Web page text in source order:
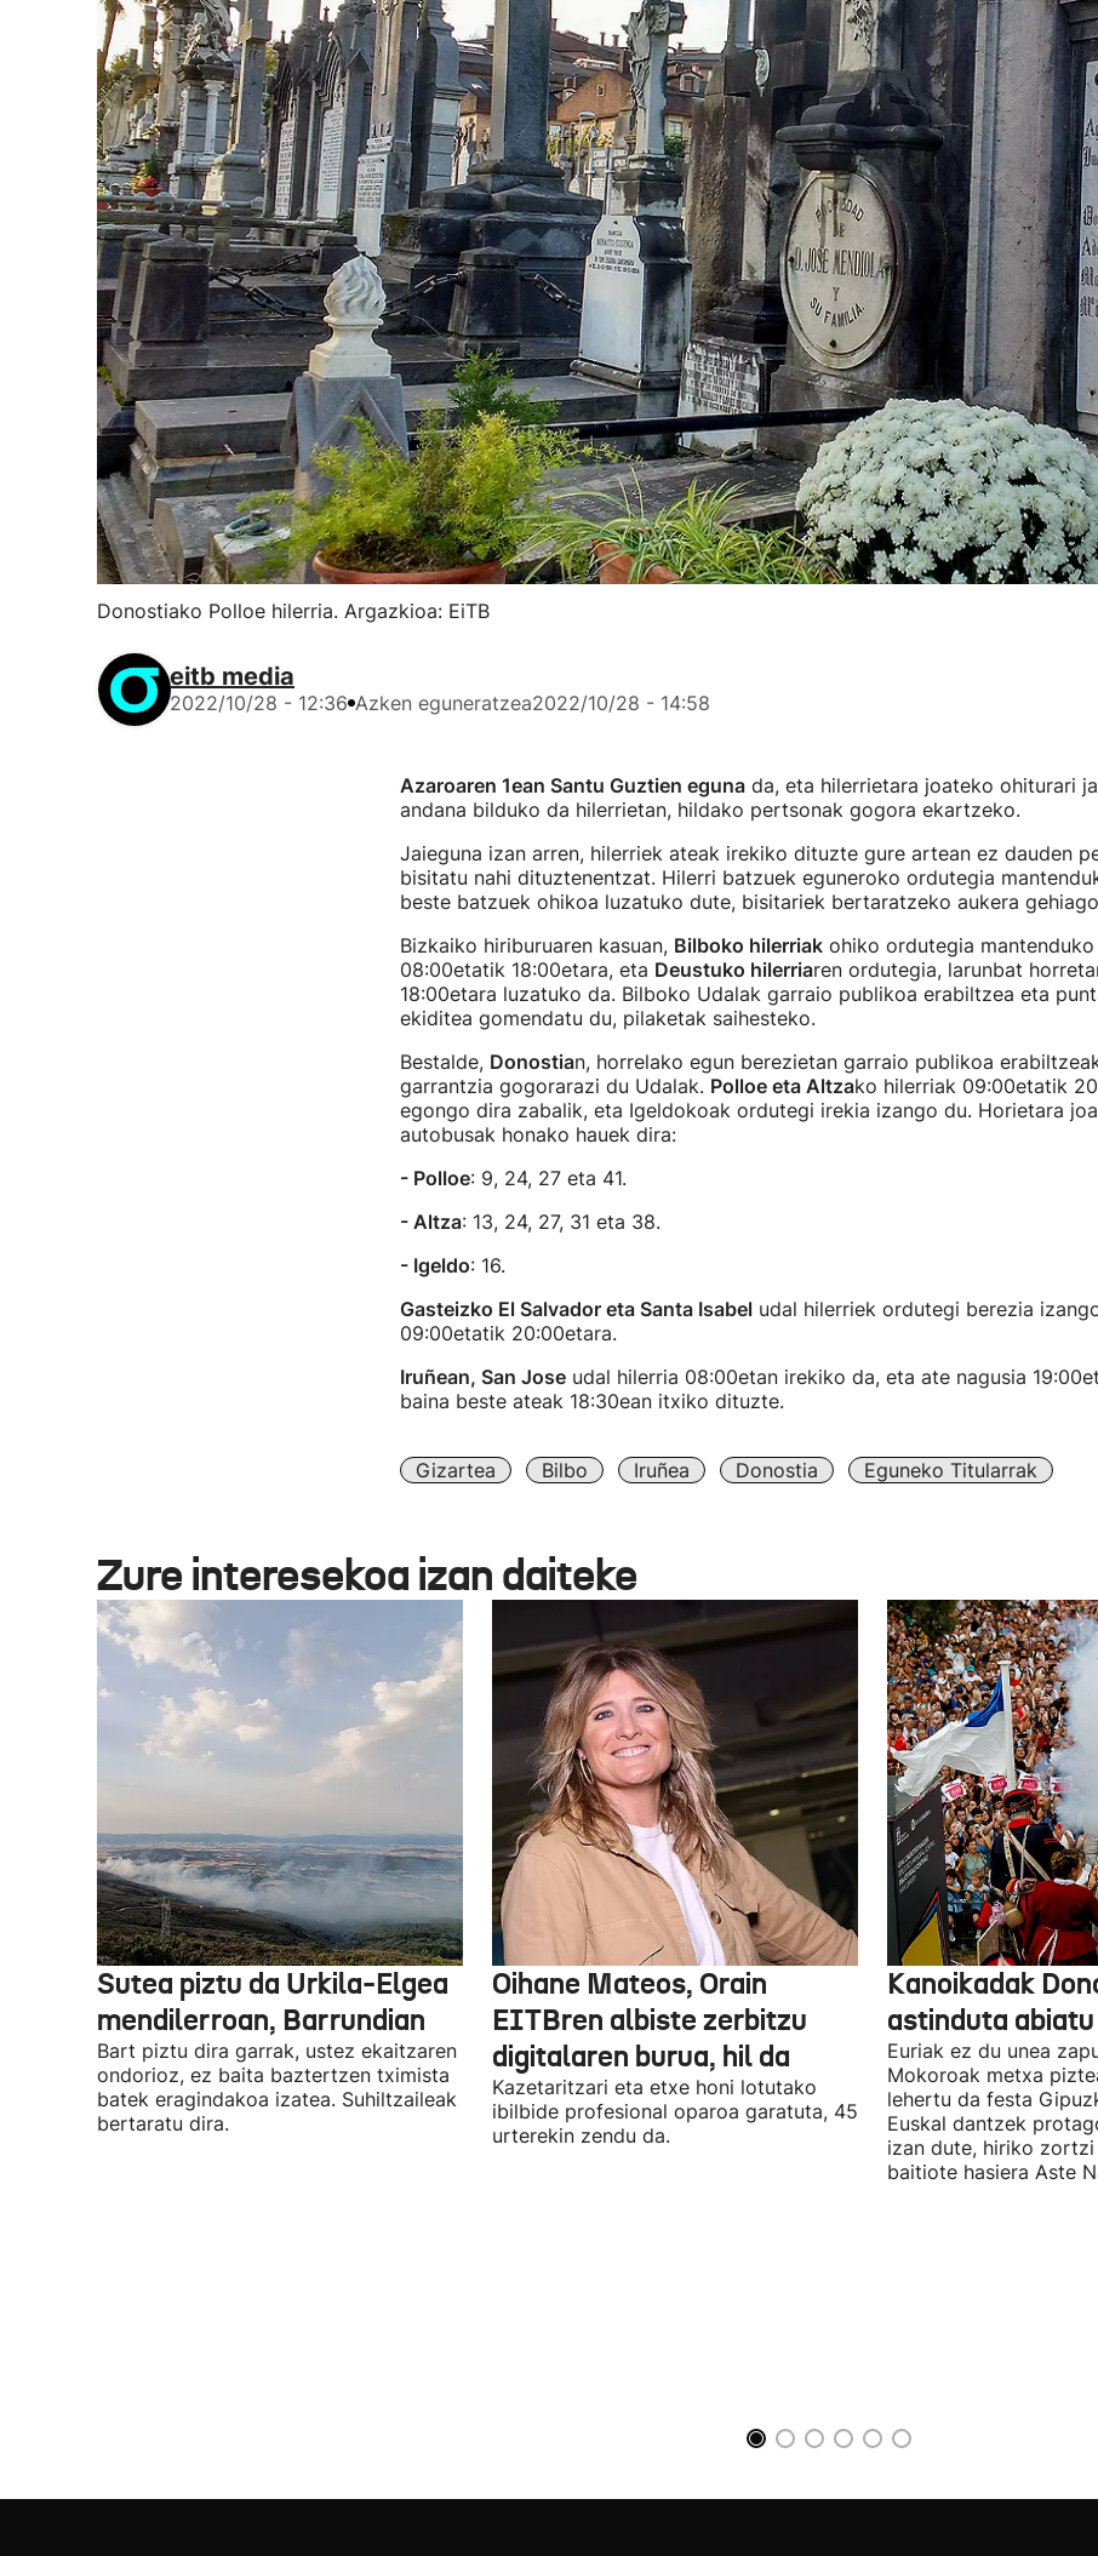
Donostiako Polloe hilerria. Argazkioa: EiTB
eitb media
2022/10/28 - 12:36 Azken eguneratzea2022/10/28 - 14:58
Azaroaren 1ean Santu Guztien egunada, eta hilerrietara joateko ohiturari
andana bilduko da hilerrietan, hildako pertsonak gogora ekartzeko.
Jaieguna izan arren, hilerriek ateak irekiko dituzte gure artean ez dauden
bisitatu nahi dituztenentzat. Hilerri batzuek eguneroko ordutegia
beste batzuek ohikoa luzatuko dute, bisitariek bertaratzeko aukera
Bizkaiko hiriburuaren kasuan, Bilboko hilerriakohiko ordutegia mantenduko
08:00etatik 18:00etara, eta Deustuko hilerriaren ordutegia, larunbat
18:00etara luzatuko da. Bilboko Udalak garraio publikoa erabiltzea eta
ekiditea gomendatu du, pilaketak saihesteko.
Bestalde, Donostian, horrelako egun berezietan garraio publikoa
garrantzia gogorarazi du Udalak. Polloe eta Altzako hilerriak 09:00etatik
egongo dira zabalik, eta Igeldokoak ordutegi irekia izango du. Horietara
autobusak honako hauek dira:
- Polloe: 9, 24, 27 eta 41.
- Altza: 13, 24, 27, 31 eta 38.
- Igeldo: 16.
Gasteizko El Salvador eta Santa Isabeludal hilerriek ordutegi berezia
09:00etatik 20:00etara.
Iruñean, San Joseudal hilerria 08:00etan irekiko da, eta ate nagusia
baina beste ateak 18:30ean itxiko dituzte.
Gizartea Bilbo Iruñea Donostia Eguneko Titularrak
Zure interesekoa izan daiteke
Sutea piztu da Urkila-Elgea
mendilerroan, Barrundian
Bart piztu dira garrak, ustez ekaitzaren
ondorioz, ez baita baztertzen tximista
batek eragindakoa izatea. Suhiltzaileak
bertaratu dira.
Oihane Mateos, Orain
EITBren albiste zerbitzu
digitalaren burua, hil da
Kazetaritzari eta etxe honi lotutako
ibilbide profesional oparoa garatuta, 45
urterekin zendu da.
Kanoikadak
astinduta
Euriak ez du unea
Mokoroak metxa
lehertu da festa
Euskal dantzek
izan dute, hiriko
baitiote hasiera Aste